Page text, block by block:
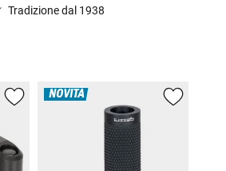
Tradizione dal 1938
NOVITÀ